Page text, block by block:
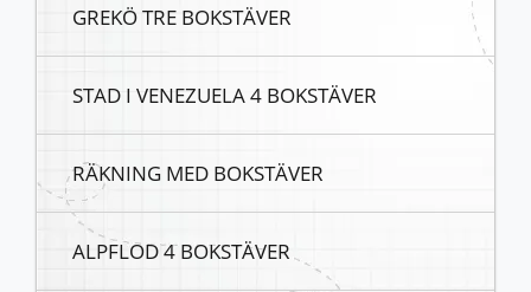
GREKÖ TRE BOKSTÄVER
STAD I VENEZUELA 4 BOKSTÄVER
RÄKNING MED BOKSTÄVER
ALPFLOD 4 BOKSTÄVER